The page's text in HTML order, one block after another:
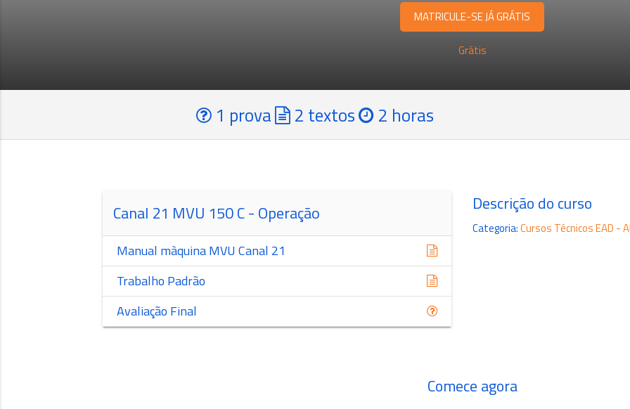
MATRICULE-SE JÁ GRÁTIS
Grátis
1 prova 2 textos 2 horas
Canal 21 MVU 150 C - Operação
Manual màquina MVU Canal 21
Trabalho Padrão
Avaliação Final
Descrição do curso
Categoria:Cursos Técnicos EAD -
Comece agora